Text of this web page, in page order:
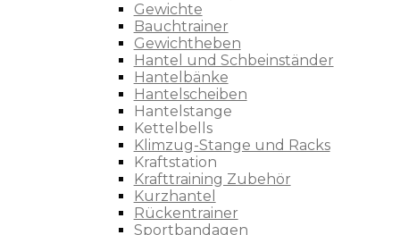
Gewichte
Bauchtrainer
Gewichtheben
Hantel und Schbeinständer
Hantelbänke
Hantelscheiben
Hantelstange
Kettelbells
Klimzug-Stange und Racks
Kraftstation
Krafttraining Zubehör
Kurzhantel
Rückentrainer
Sportbandagen